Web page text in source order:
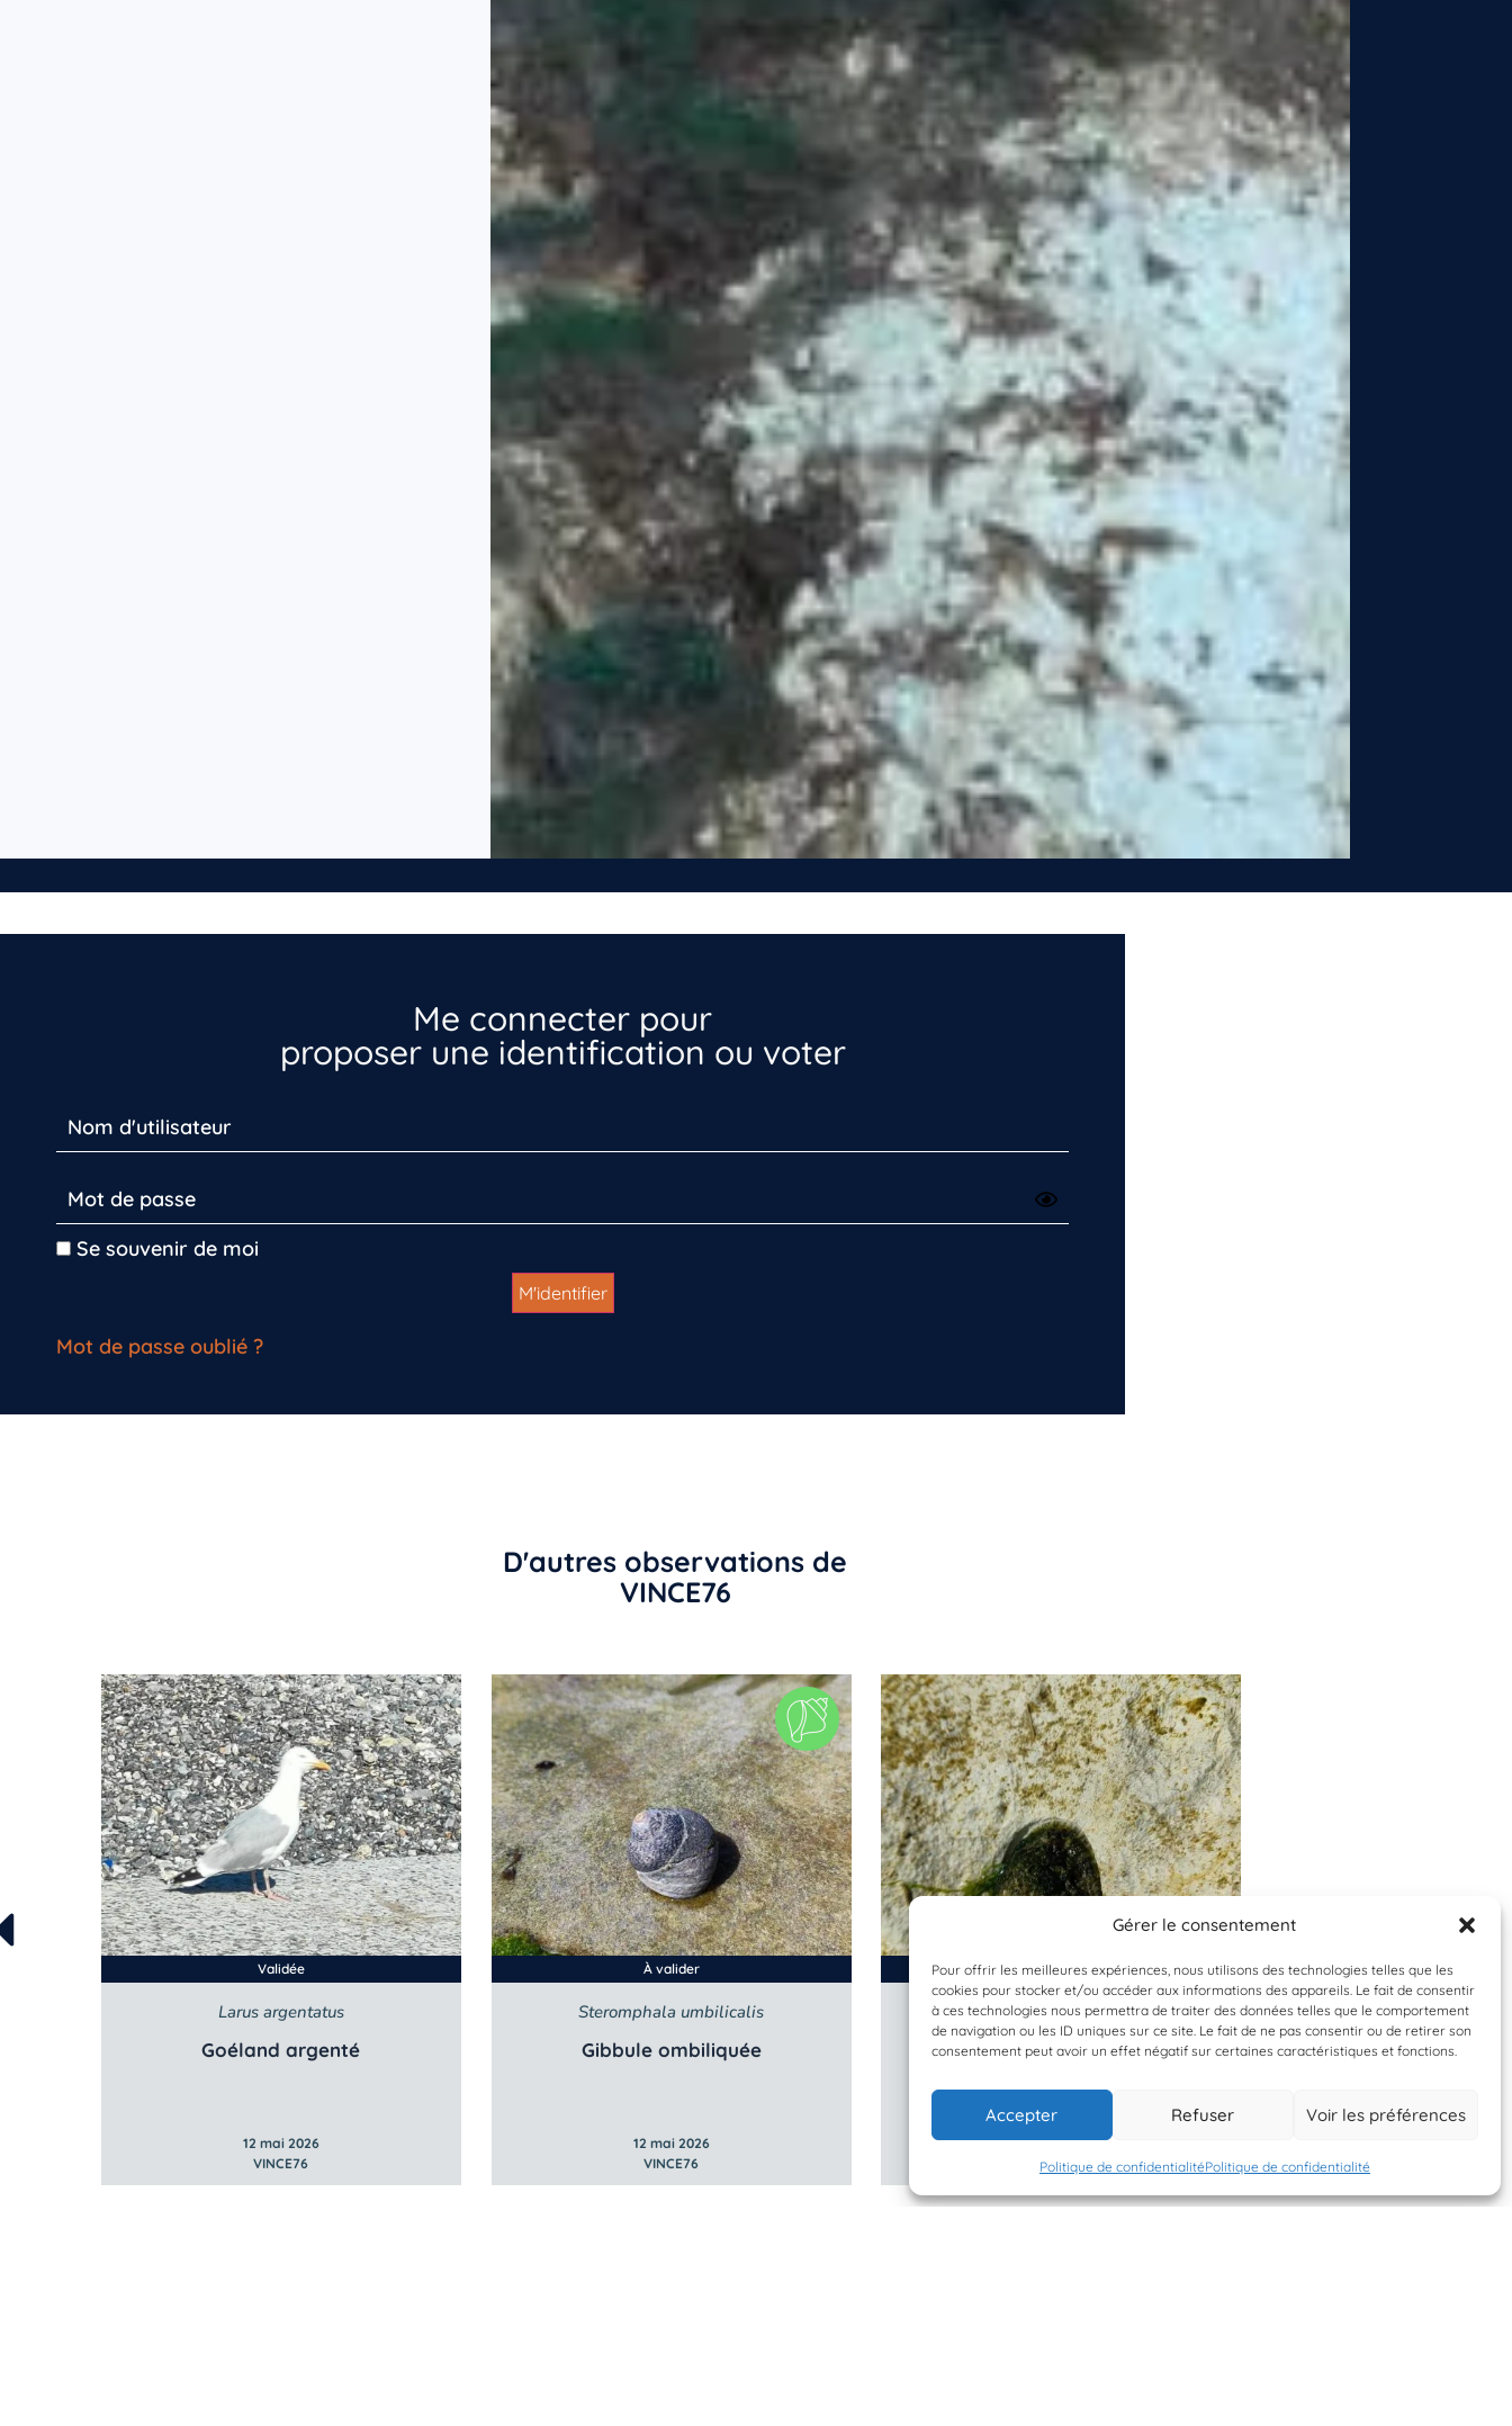
Gérer le consentement
Pour offrir les meilleures expériences, nous utilisons des technologies telles que les
cookies pour stocker et/ou accéder aux informations des appareils. Le fait de consentir
à ces technologies nous permettra de traiter des données telles que le comportement
de navigation ou les ID uniques sur ce site. Le fait de ne pas consentir ou de retirer son
consentement peut avoir un effet négatif sur certaines caractéristiques et fonctions.
Accepter Refuser Voir les préférences
Politique de confidentialitéPolitique de confidentialité
Me connecter pour
proposer une identification ou voter
Se souvenir de moi
Mot de passe oublié ?
D'autres observations de
VINCE76
Validée
Larus argentatus
Goéland argenté
12 mai 2026
VINCE76
À valider
Steromphala umbilicalis
Gibbule ombiliquée
12 mai 2026
VINCE76
Validée
Patella vulgata
Patelle commune
12 mai 2026
VINCE76
À valider
Littorina littorea
Bigorneau